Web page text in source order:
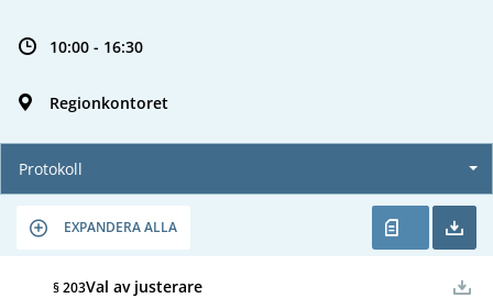
10:00 - 16:30
Regionkontoret
Protokoll
EXPANDERA ALLA
§ 203Val av justerare